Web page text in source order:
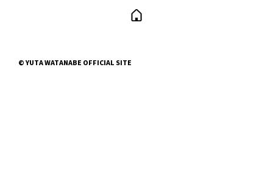
© YUTA WATANABE OFFICIAL SITE